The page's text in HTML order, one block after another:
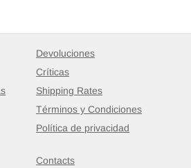
Devoluciones
Críticas
Shipping Rates
Términos y Condiciones
Política de privacidad
Contacts